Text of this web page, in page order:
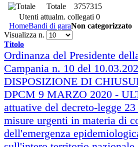
Totale
3757315
Utenti attualm. collegati 0
HomeBandi di garaNon categorizzato
Visualizza n.
Titolo
Ordinanza del Presidente
Campania n. 10 del
DISPOSIZIONE DI
DPCM 9 MARZO 2020 -
attuative del decreto-legge
misure urgenti in materia di
dell'emergenza